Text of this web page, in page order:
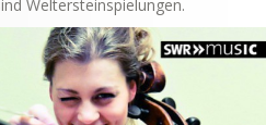
Weltersteinspielungen.